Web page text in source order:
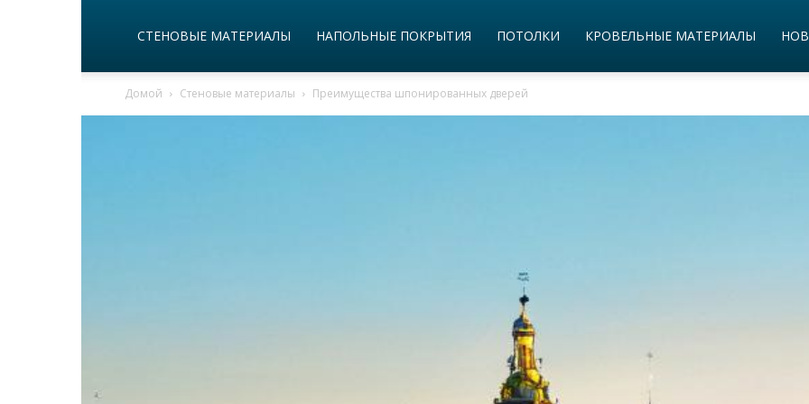
СТЕНОВЫЕ МАТЕРИАЛЫ НАПОЛЬНЫЕ ПОКРЫТИЯ ПОТОЛКИ КРОВЕЛЬНЫЕ МАТЕРИАЛЫ
Домой Стеновые материалы Преимущества шпонированных дверей